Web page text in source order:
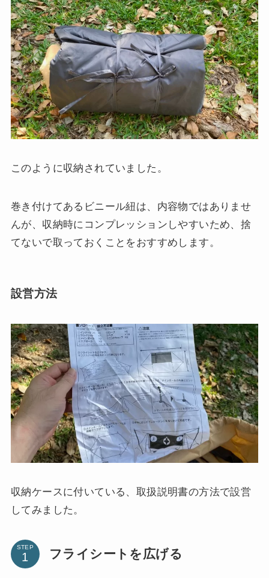
このように収納されていました。
巻き付けてあるビニール紐は、内容物ではありませ
んが、収納時にコンプレッションしやすいため、捨
てないで取っておくことをおすすめします。
設営方法
収納ケースに付いている、取扱説明書の方法で設営
してみました。
STEP フライシートを広げる